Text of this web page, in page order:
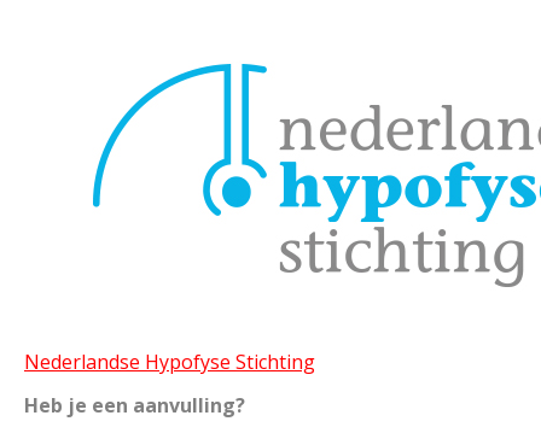
Nederlandse Hypofyse Stichting
Heb je een aanvulling?